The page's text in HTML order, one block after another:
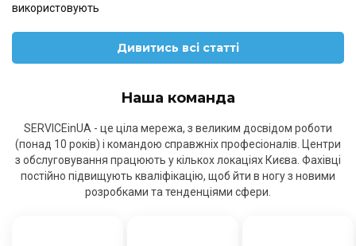
використовують
Дивитись всі статті
Наша команда
SERVICEinUA - це ціла мережа, з великим досвідом роботи
(понад 10 років) і командою справжніх професіоналів. Центри
з обслуговування працюють у кількох локаціях Києва. Фахівці
постійно підвищують кваліфікацію, щоб йти в ногу з новими
розробками та тенденціями сфери.